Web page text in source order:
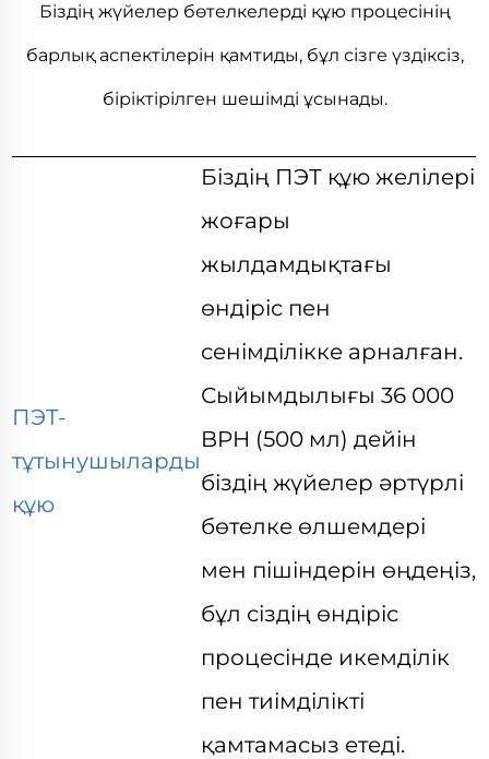
Біздің жүйелер бөтелкелерді құю процесінің
барлық аспектілерін қамтиды, бұл сізге үздіксіз,
біріктірілген шешімді ұсынады.
ПЭТ-
тұтынушыларды
құю
Біздің ПЭТ құю желілері
жоғары
жылдамдықтағы
өндіріс пен
сенімділікке арналған.
Сыйымдылығы 36 000
BPH (500 мл) дейін
біздің жүйелер әртүрлі
бөтелке өлшемдері
мен пішіндерін өңдеңіз,
бұл сіздің өндіріс
процесінде икемділік
пен тиімділікті
қамтамасыз етеді.